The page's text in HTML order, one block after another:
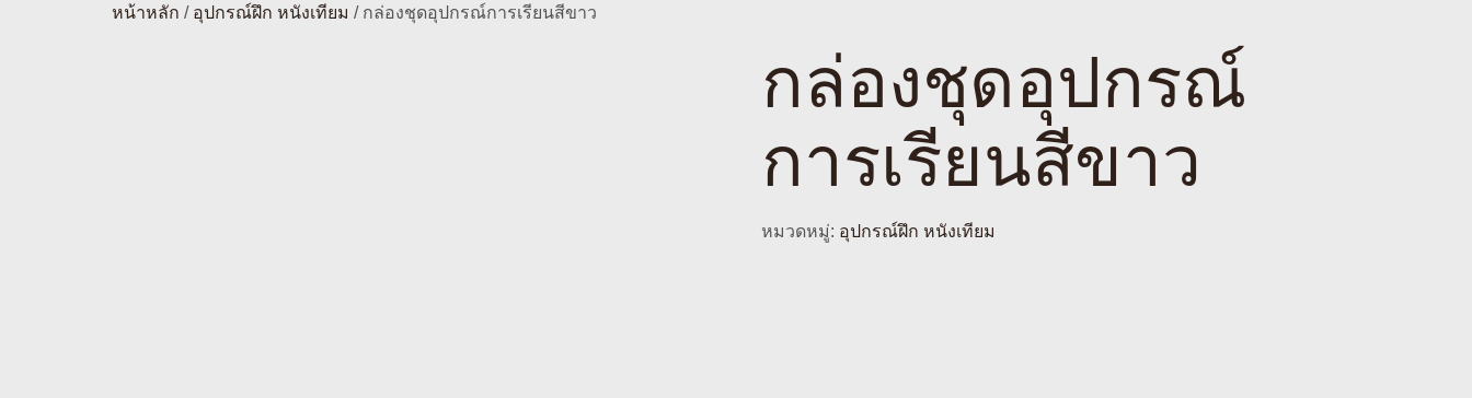
หน้าหลัก / อุปกรณ์ฝึก หนังเทียม / กล่องชุดอุปกรณ์การเรียนสีขาว
กล่องชุดอุปกรณ์
การเรียนสีขาว
หมวดหมู่: อุปกรณ์ฝึก หนังเทียม